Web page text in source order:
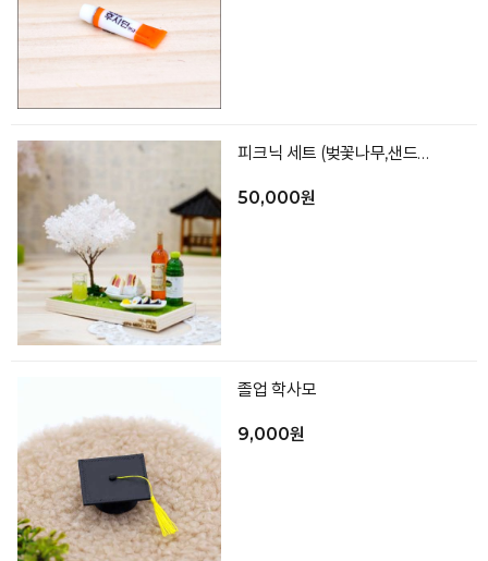
피크닉 세트 (벚꽃나무,샌드위치,음료병2,컵,김밥,바닥)
50,000원
졸업 학사모
9,000원